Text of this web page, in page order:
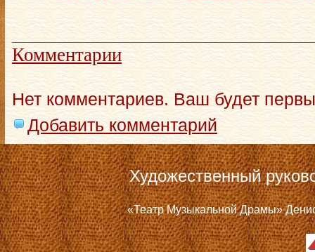
Комментарии
Нет комментариев. Ваш будет
Добавить комментарий
Художественный
«Театр Музыкальной Драмы»